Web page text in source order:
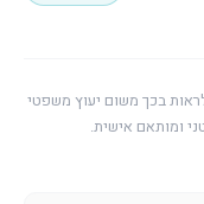
בכך משום יעוץ משפטי
ומותאם אישית.